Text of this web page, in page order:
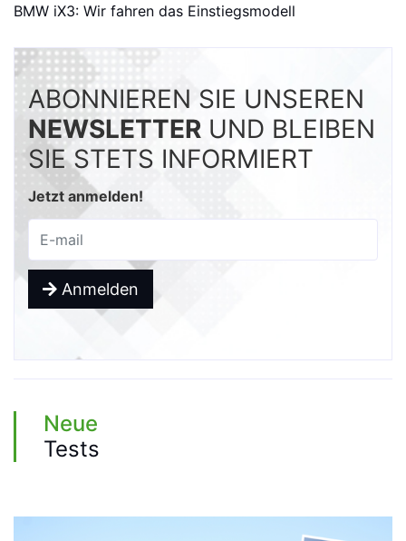
BMW iX3: Wir fahren das Einstiegsmodell
ABONNIEREN SIE UNSEREN
NEWSLETTER UND BLEIBEN
SIE STETS INFORMIERT
Jetzt anmelden!
Anmelden
Neue
Tests